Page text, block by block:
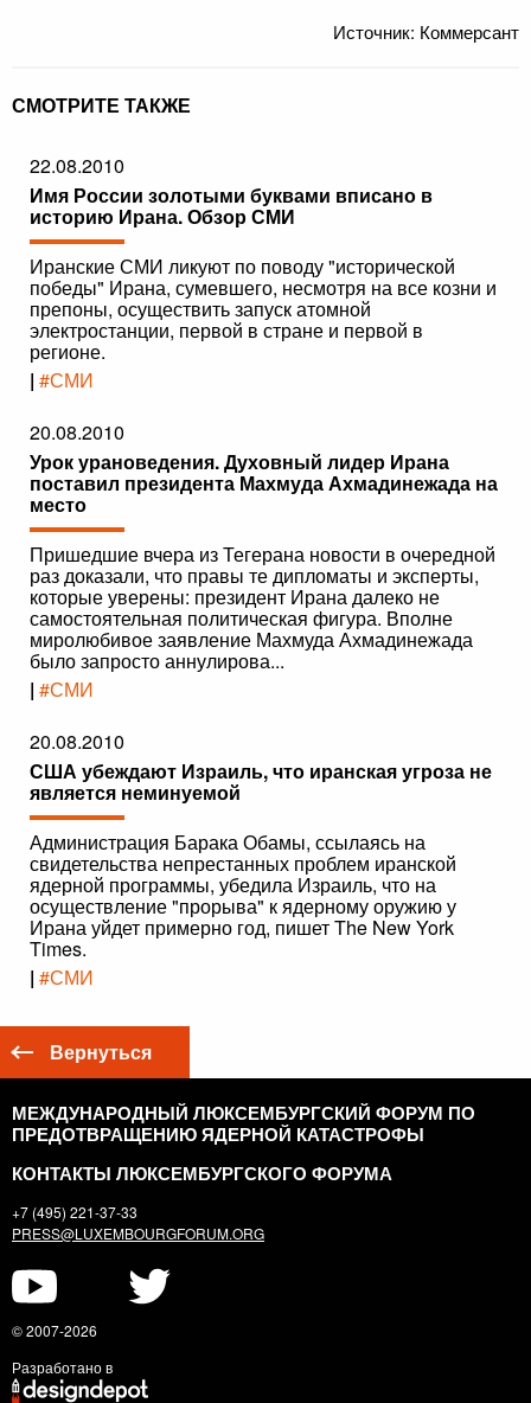
Источник: Коммерсант
СМОТРИТЕ ТАКЖЕ
22.08.2010
Имя России золотыми буквами вписано в
историю Ирана. Обзор СМИ
Иранские СМИ ликуют по поводу "исторической
победы" Ирана, сумевшего, несмотря на все козни и
препоны, осуществить запуск атомной
электростанции, первой в стране и первой в
регионе.
| #СМИ
20.08.2010
Урок урановедения. Духовный лидер Ирана
поставил президента Махмуда Ахмадинежада на
место
Пришедшие вчера из Тегерана новости в очередной
раз доказали, что правы те дипломаты и эксперты,
которые уверены: президент Ирана далеко не
самостоятельная политическая фигура. Вполне
миролюбивое заявление Махмуда Ахмадинежада
было запросто аннулирова...
| #СМИ
20.08.2010
США убеждают Израиль, что иранская угроза не
является неминуемой
Администрация Барака Обамы, ссылаясь на
свидетельства непрестанных проблем иранской
ядерной программы, убедила Израиль, что на
осуществление "прорыва" к ядерному оружию у
Ирана уйдет примерно год, пишет The New York
Times.
| #СМИ
Вернуться
МЕЖДУНАРОДНЫЙ ЛЮКСЕМБУРГСКИЙ ФОРУМ ПО
ПРЕДОТВРАЩЕНИЮ ЯДЕРНОЙ КАТАСТРОФЫ
КОНТАКТЫ ЛЮКСЕМБУРГСКОГО ФОРУМА
+7 (495) 221-37-33
PRESS@LUXEMBOURGFORUM.ORG
© 2007-2026
Разработано в